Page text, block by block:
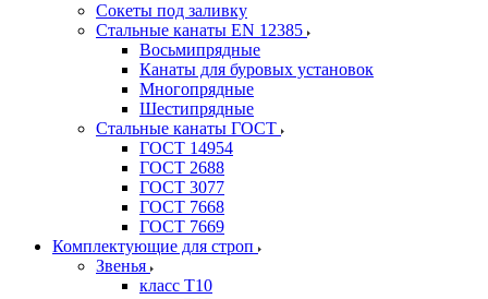
Сокеты под заливку
Стальные канаты EN 12385
Восьмипрядные
Канаты для буровых установок
Многопрядные
Шестипрядные
Стальные канаты ГОСТ
ГОСТ 14954
ГОСТ 2688
ГОСТ 3077
ГОСТ 7668
ГОСТ 7669
Комплектующие для строп
Звенья
класс Т10